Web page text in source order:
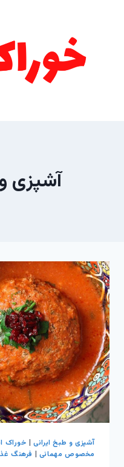
آشپزی
آشپزی و طبخ ایرانی| خوراک
مخصوص مهمانی | فرهنگ